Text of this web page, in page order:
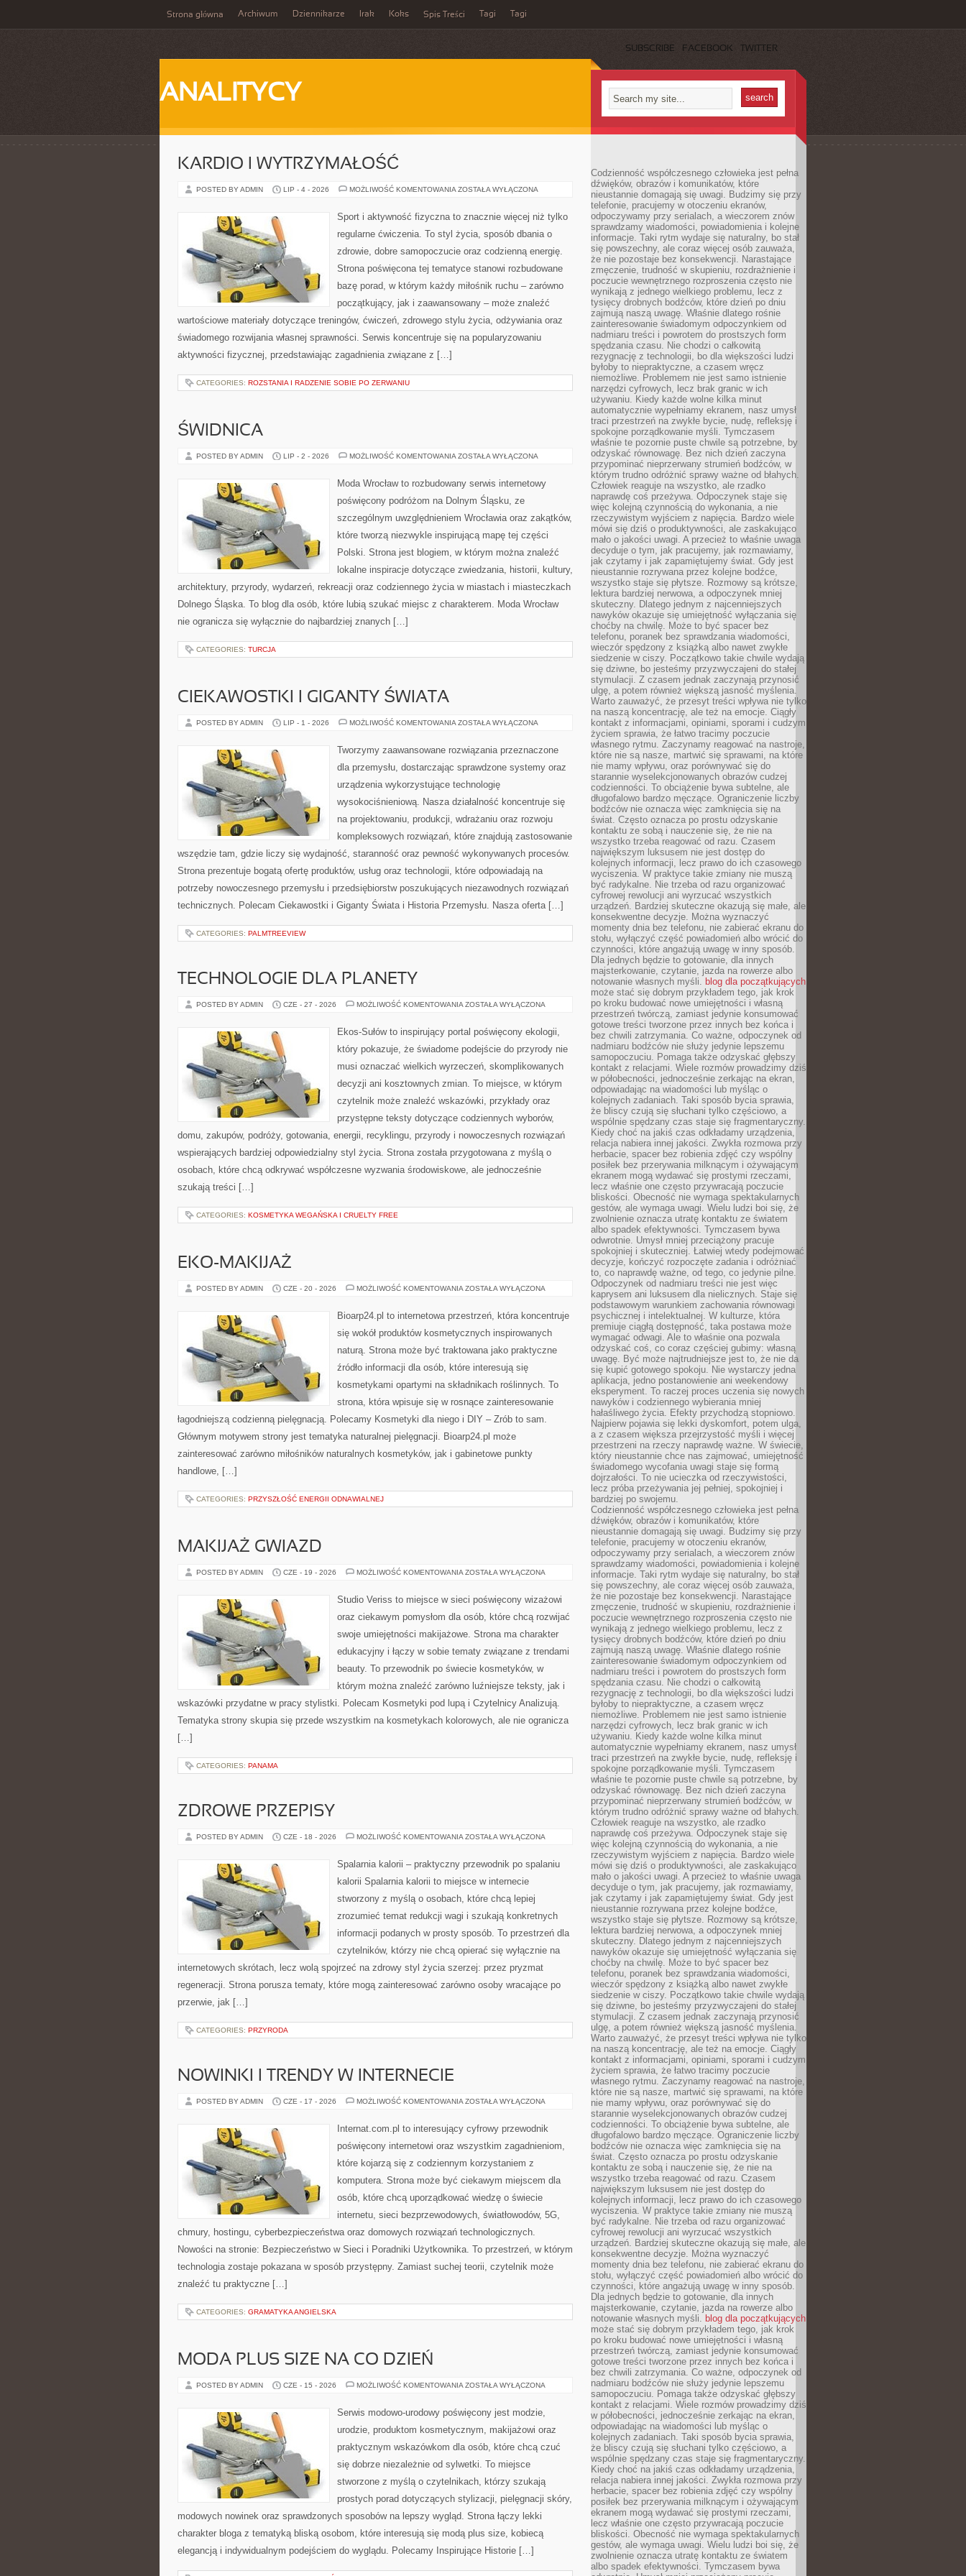
Strona główna Archiwum Dziennikarze Irak Koks Spis Treści Tagi Tagi
SUBSCRIBE FACEBOOK TWITTER
ANALITYCY
KARDIO I WYTRZYMAŁOŚĆ
POSTED BY ADMIN LIP - 4 - 2026 MOŻLIWOŚĆ KOMENTOWANIA KARDIO
ZOSTAŁA WYŁĄCZONA
Sport i aktywność fizyczna to znacznie więcej niż tylko
regularne ćwiczenia. To styl życia, sposób dbania o
zdrowie, dobre samopoczucie oraz codzienną energię.
Strona poświęcona tej tematyce stanowi rozbudowane
bazę porad, w którym każdy miłośnik ruchu – zarówno
początkujący, jak i zaawansowany – może znaleźć
wartościowe materiały dotyczące treningów, ćwiczeń, zdrowego stylu życia, odżywiania oraz
świadomego rozwijania własnej sprawności. Serwis koncentruje się na popularyzowaniu
aktywności fizycznej, przedstawiając zagadnienia związane z […]
CATEGORIES: ROZSTANIA I RADZENIE SOBIE PO ZERWANIU
ŚWIDNICA
POSTED BY ADMIN LIP - 2 - 2026 MOŻLIWOŚĆ KOMENTOWANIA ŚWIDNICA
ZOSTAŁA WYŁĄCZONA
Moda Wrocław to rozbudowany serwis internetowy
poświęcony podróżom na Dolnym Śląsku, ze
szczególnym uwzględnieniem Wrocławia oraz zakątków,
które tworzą niezwykle inspirującą mapę tej części
Polski. Strona jest blogiem, w którym można znaleźć
lokalne inspiracje dotyczące zwiedzania, historii, kultury,
architektury, przyrody, wydarzeń, rekreacji oraz codziennego życia w miastach i miasteczkach
Dolnego Śląska. To blog dla osób, które lubią szukać miejsc z charakterem. Moda Wrocław
nie ogranicza się wyłącznie do najbardziej znanych […]
CATEGORIES: TURCJA
CIEKAWOSTKI I GIGANTY ŚWIATA
POSTED BY ADMIN LIP - 1 - 2026 MOŻLIWOŚĆ KOMENTOWANIA CIEKAWOSTKI
ŚWIATA
ZOSTAŁA WYŁĄCZONA
Tworzymy zaawansowane rozwiązania przeznaczone
dla przemysłu, dostarczając sprawdzone systemy oraz
urządzenia wykorzystujące technologię
wysokociśnieniową. Nasza działalność koncentruje się
na projektowaniu, produkcji, wdrażaniu oraz rozwoju
kompleksowych rozwiązań, które znajdują zastosowanie
wszędzie tam, gdzie liczy się wydajność, staranność oraz pewność wykonywanych procesów.
Strona prezentuje bogatą ofertę produktów, usług oraz technologii, które odpowiadają na
potrzeby nowoczesnego przemysłu i przedsiębiorstw poszukujących niezawodnych rozwiązań
technicznych. Polecam Ciekawostki i Giganty Świata i Historia Przemysłu. Nasza oferta […]
CATEGORIES: PALMTREEVIEW
TECHNOLOGIE DLA PLANETY
POSTED BY ADMIN CZE - 27 - 2026 MOŻLIWOŚĆ KOMENTOWANIA TECHNOLOGIE
ZOSTAŁA WYŁĄCZONA
Ekos-Sułów to inspirujący portal poświęcony ekologii,
który pokazuje, że świadome podejście do przyrody nie
musi oznaczać wielkich wyrzeczeń, skomplikowanych
decyzji ani kosztownych zmian. To miejsce, w którym
czytelnik może znaleźć wskazówki, przykłady oraz
przystępne teksty dotyczące codziennych wyborów,
domu, zakupów, podróży, gotowania, energii, recyklingu, przyrody i nowoczesnych rozwiązań
wspierających bardziej odpowiedzialny styl życia. Strona została przygotowana z myślą o
osobach, które chcą odkrywać współczesne wyzwania środowiskowe, ale jednocześnie
szukają treści […]
CATEGORIES: KOSMETYKA WEGAŃSKA I CRUELTY FREE
EKO-MAKIJAŻ
POSTED BY ADMIN CZE - 20 - 2026 MOŻLIWOŚĆ KOMENTOWANIA EKO-
ZOSTAŁA WYŁĄCZONA
Bioarp24.pl to internetowa przestrzeń, która koncentruje
się wokół produktów kosmetycznych inspirowanych
naturą. Strona może być traktowana jako praktyczne
źródło informacji dla osób, które interesują się
kosmetykami opartymi na składnikach roślinnych. To
strona, która wpisuje się w rosnące zainteresowanie
łagodniejszą codzienną pielęgnacją. Polecamy Kosmetyki dla niego i DIY – Zrób to sam.
Głównym motywem strony jest tematyka naturalnej pielęgnacji. Bioarp24.pl może
zainteresować zarówno miłośników naturalnych kosmetyków, jak i gabinetowe punkty
handlowe, […]
CATEGORIES: PRZYSZŁOŚĆ ENERGII ODNAWIALNEJ
MAKIJAŻ GWIAZD
POSTED BY ADMIN CZE - 19 - 2026 MOŻLIWOŚĆ KOMENTOWANIA MAKIJAŻ
ZOSTAŁA WYŁĄCZONA
Studio Veriss to miejsce w sieci poświęcony wizażowi
oraz ciekawym pomysłom dla osób, które chcą rozwijać
swoje umiejętności makijażowe. Strona ma charakter
edukacyjny i łączy w sobie tematy związane z trendami
beauty. To przewodnik po świecie kosmetyków, w
którym można znaleźć zarówno luźniejsze teksty, jak i
wskazówki przydatne w pracy stylistki. Polecam Kosmetyki pod lupą i Czytelnicy Analizują.
Tematyka strony skupia się przede wszystkim na kosmetykach kolorowych, ale nie ogranicza
[…]
CATEGORIES: PANAMA
ZDROWE PRZEPISY
POSTED BY ADMIN CZE - 18 - 2026 MOŻLIWOŚĆ KOMENTOWANIA ZDROWE
ZOSTAŁA WYŁĄCZONA
Spalarnia kalorii – praktyczny przewodnik po spalaniu
kalorii Spalarnia kalorii to miejsce w internecie
stworzony z myślą o osobach, które chcą lepiej
zrozumieć temat redukcji wagi i szukają konkretnych
informacji podanych w prosty sposób. To przestrzeń dla
czytelników, którzy nie chcą opierać się wyłącznie na
internetowych skrótach, lecz wolą spojrzeć na zdrowy styl życia szerzej: przez pryzmat
regeneracji. Strona porusza tematy, które mogą zainteresować zarówno osoby wracające po
przerwie, jak […]
CATEGORIES: PRZYRODA
NOWINKI I TRENDY W INTERNECIE
POSTED BY ADMIN CZE - 17 - 2026 MOŻLIWOŚĆ KOMENTOWANIA NOWINKI
INTERNECIE
ZOSTAŁA WYŁĄCZONA
Internat.com.pl to interesujący cyfrowy przewodnik
poświęcony internetowi oraz wszystkim zagadnieniom,
które kojarzą się z codziennym korzystaniem z
komputera. Strona może być ciekawym miejscem dla
osób, które chcą uporządkować wiedzę o świecie
internetu, sieci bezprzewodowych, światłowodów, 5G,
chmury, hostingu, cyberbezpieczeństwa oraz domowych rozwiązań technologicznych.
Nowości na stronie: Bezpieczeństwo w Sieci i Poradniki Użytkownika. To przestrzeń, w którym
technologia zostaje pokazana w sposób przystępny. Zamiast suchej teorii, czytelnik może
znaleźć tu praktyczne […]
CATEGORIES: GRAMATYKA ANGIELSKA
MODA PLUS SIZE NA CO DZIEŃ
POSTED BY ADMIN CZE - 15 - 2026 MOŻLIWOŚĆ KOMENTOWANIA MODA
NA
CO
ZOSTAŁA WYŁĄCZONA
Serwis modowo-urodowy poświęcony jest modzie,
urodzie, produktom kosmetycznym, makijażowi oraz
praktycznym wskazówkom dla osób, które chcą czuć
się dobrze niezależnie od sylwetki. To miejsce
stworzone z myślą o czytelnikach, którzy szukają
prostych porad dotyczących stylizacji, pielęgnacji skóry,
modowych nowinek oraz sprawdzonych sposobów na lepszy wygląd. Strona łączy lekki
charakter bloga z tematyką bliską osobom, które interesują się modą plus size, kobiecą
elegancją i indywidualnym podejściem do wyglądu. Polecamy Inspirujące Historie […]
Codzienność współczesnego człowieka jest pełna
dźwięków, obrazów i komunikatów, które
nieustannie domagają się uwagi. Budzimy się przy
telefonie, pracujemy w otoczeniu ekranów,
odpoczywamy przy serialach, a wieczorem znów
sprawdzamy wiadomości, powiadomienia i kolejne
informacje. Taki rytm wydaje się naturalny, bo stał
się powszechny, ale coraz więcej osób zauważa,
że nie pozostaje bez konsekwencji. Narastające
zmęczenie, trudność w skupieniu, rozdrażnienie i
poczucie wewnętrznego rozproszenia często nie
wynikają z jednego wielkiego problemu, lecz z
tysięcy drobnych bodźców, które dzień po dniu
zajmują naszą uwagę. Właśnie dlatego rośnie
zainteresowanie świadomym odpoczynkiem od
nadmiaru treści i powrotem do prostszych form
spędzania czasu. Nie chodzi o całkowitą
rezygnację z technologii, bo dla większości ludzi
byłoby to niepraktyczne, a czasem wręcz
niemożliwe. Problemem nie jest samo istnienie
narzędzi cyfrowych, lecz brak granic w ich
używaniu. Kiedy każde wolne kilka minut
automatycznie wypełniamy ekranem, nasz umysł
traci przestrzeń na zwykłe bycie, nudę, refleksję i
spokojne porządkowanie myśli. Tymczasem
właśnie te pozornie puste chwile są potrzebne, by
odzyskać równowagę. Bez nich dzień zaczyna
przypominać nieprzerwany strumień bodźców, w
którym trudno odróżnić sprawy ważne od błahych.
Człowiek reaguje na wszystko, ale rzadko
naprawdę coś przeżywa. Odpoczynek staje się
więc kolejną czynnością do wykonania, a nie
rzeczywistym wyjściem z napięcia. Bardzo wiele
mówi się dziś o produktywności, ale zaskakująco
mało o jakości uwagi. A przecież to właśnie uwaga
decyduje o tym, jak pracujemy, jak rozmawiamy,
jak czytamy i jak zapamiętujemy świat. Gdy jest
nieustannie rozrywana przez kolejne bodźce,
wszystko staje się płytsze. Rozmowy są krótsze,
lektura bardziej nerwowa, a odpoczynek mniej
skuteczny. Dlatego jednym z najcenniejszych
nawyków okazuje się umiejętność wyłączania się
choćby na chwilę. Może to być spacer bez
telefonu, poranek bez sprawdzania wiadomości,
wieczór spędzony z książką albo nawet zwykłe
siedzenie w ciszy. Początkowo takie chwile wydają
się dziwne, bo jesteśmy przyzwyczajeni do stałej
stymulacji. Z czasem jednak zaczynają przynosić
ulgę, a potem również większą jasność myślenia.
Warto zauważyć, że przesyt treści wpływa nie tylko
na naszą koncentrację, ale też na emocje. Ciągły
kontakt z informacjami, opiniami, sporami i cudzym
życiem sprawia, że łatwo tracimy poczucie
własnego rytmu. Zaczynamy reagować na nastroje,
które nie są nasze, martwić się sprawami, na które
nie mamy wpływu, oraz porównywać się do
starannie wyselekcjonowanych obrazów cudzej
codzienności. To obciążenie bywa subtelne, ale
długofalowo bardzo męczące. Ograniczenie liczby
bodźców nie oznacza więc zamknięcia się na
świat. Często oznacza po prostu odzyskanie
kontaktu ze sobą i nauczenie się, że nie na
wszystko trzeba reagować od razu. Czasem
największym luksusem nie jest dostęp do
kolejnych informacji, lecz prawo do ich czasowego
wyciszenia. W praktyce takie zmiany nie muszą
być radykalne. Nie trzeba od razu organizować
cyfrowej rewolucji ani wyrzucać wszystkich
urządzeń. Bardziej skuteczne okazują się małe, ale
konsekwentne decyzje. Można wyznaczyć
momenty dnia bez telefonu, nie zabierać ekranu do
stołu, wyłączyć część powiadomień albo wrócić do
czynności, które angażują uwagę w inny sposób.
Dla jednych będzie to gotowanie, dla innych
majsterkowanie, czytanie, jazda na rowerze albo
notowanie własnych myśli. blog dla początkujących
może stać się dobrym przykładem tego, jak krok
po kroku budować nowe umiejętności i własną
przestrzeń twórczą, zamiast jedynie konsumować
gotowe treści tworzone przez innych bez końca i
bez chwili zatrzymania. Co ważne, odpoczynek od
nadmiaru bodźców nie służy jedynie lepszemu
samopoczuciu. Pomaga także odzyskać głębszy
kontakt z relacjami. Wiele rozmów prowadzimy dziś
w półobecności, jednocześnie zerkając na ekran,
odpowiadając na wiadomości lub myśląc o
kolejnych zadaniach. Taki sposób bycia sprawia,
że bliscy czują się słuchani tylko częściowo, a
wspólnie spędzany czas staje się fragmentaryczny.
Kiedy choć na jakiś czas odkładamy urządzenia,
relacja nabiera innej jakości. Zwykła rozmowa przy
herbacie, spacer bez robienia zdjęć czy wspólny
posiłek bez przerywania milknącym i ożywającym
ekranem mogą wydawać się prostymi rzeczami,
lecz właśnie one często przywracają poczucie
bliskości. Obecność nie wymaga spektakularnych
gestów, ale wymaga uwagi. Wielu ludzi boi się, że
zwolnienie oznacza utratę kontaktu ze światem
albo spadek efektywności. Tymczasem bywa
odwrotnie. Umysł mniej przeciążony pracuje
spokojniej i skuteczniej. Łatwiej wtedy podejmować
decyzje, kończyć rozpoczęte zadania i odróżniać
to, co naprawdę ważne, od tego, co jedynie pilne.
Odpoczynek od nadmiaru treści nie jest więc
kaprysem ani luksusem dla nielicznych. Staje się
podstawowym warunkiem zachowania równowagi
psychicznej i intelektualnej. W kulturze, która
premiuje ciągłą dostępność, taka postawa może
wymagać odwagi. Ale to właśnie ona pozwala
odzyskać coś, co coraz częściej gubimy: własną
uwagę. Być może najtrudniejsze jest to, że nie da
się kupić gotowego spokoju. Nie wystarczy jedna
aplikacja, jedno postanowienie ani weekendowy
eksperyment. To raczej proces uczenia się nowych
nawyków i codziennego wybierania mniej
hałaśliwego życia. Efekty przychodzą stopniowo.
Najpierw pojawia się lekki dyskomfort, potem ulga,
a z czasem większa przejrzystość myśli i więcej
przestrzeni na rzeczy naprawdę ważne. W świecie,
który nieustannie chce nas zajmować, umiejętność
świadomego wycofania uwagi staje się formą
dojrzałości. To nie ucieczka od rzeczywistości,
lecz próba przeżywania jej pełniej, spokojniej i
bardziej po swojemu.
Codzienność współczesnego człowieka jest pełna
dźwięków, obrazów i komunikatów, które
nieustannie domagają się uwagi. Budzimy się przy
telefonie, pracujemy w otoczeniu ekranów,
odpoczywamy przy serialach, a wieczorem znów
sprawdzamy wiadomości, powiadomienia i kolejne
informacje. Taki rytm wydaje się naturalny, bo stał
się powszechny, ale coraz więcej osób zauważa,
że nie pozostaje bez konsekwencji. Narastające
zmęczenie, trudność w skupieniu, rozdrażnienie i
poczucie wewnętrznego rozproszenia często nie
wynikają z jednego wielkiego problemu, lecz z
tysięcy drobnych bodźców, które dzień po dniu
zajmują naszą uwagę. Właśnie dlatego rośnie
zainteresowanie świadomym odpoczynkiem od
nadmiaru treści i powrotem do prostszych form
spędzania czasu. Nie chodzi o całkowitą
rezygnację z technologii, bo dla większości ludzi
byłoby to niepraktyczne, a czasem wręcz
niemożliwe. Problemem nie jest samo istnienie
narzędzi cyfrowych, lecz brak granic w ich
używaniu. Kiedy każde wolne kilka minut
automatycznie wypełniamy ekranem, nasz umysł
traci przestrzeń na zwykłe bycie, nudę, refleksję i
spokojne porządkowanie myśli. Tymczasem
właśnie te pozornie puste chwile są potrzebne, by
odzyskać równowagę. Bez nich dzień zaczyna
przypominać nieprzerwany strumień bodźców, w
którym trudno odróżnić sprawy ważne od błahych.
Człowiek reaguje na wszystko, ale rzadko
naprawdę coś przeżywa. Odpoczynek staje się
więc kolejną czynnością do wykonania, a nie
rzeczywistym wyjściem z napięcia. Bardzo wiele
mówi się dziś o produktywności, ale zaskakująco
mało o jakości uwagi. A przecież to właśnie uwaga
decyduje o tym, jak pracujemy, jak rozmawiamy,
jak czytamy i jak zapamiętujemy świat. Gdy jest
nieustannie rozrywana przez kolejne bodźce,
wszystko staje się płytsze. Rozmowy są krótsze,
lektura bardziej nerwowa, a odpoczynek mniej
skuteczny. Dlatego jednym z najcenniejszych
nawyków okazuje się umiejętność wyłączania się
choćby na chwilę. Może to być spacer bez
telefonu, poranek bez sprawdzania wiadomości,
wieczór spędzony z książką albo nawet zwykłe
siedzenie w ciszy. Początkowo takie chwile wydają
się dziwne, bo jesteśmy przyzwyczajeni do stałej
stymulacji. Z czasem jednak zaczynają przynosić
ulgę, a potem również większą jasność myślenia.
Warto zauważyć, że przesyt treści wpływa nie tylko
na naszą koncentrację, ale też na emocje. Ciągły
kontakt z informacjami, opiniami, sporami i cudzym
życiem sprawia, że łatwo tracimy poczucie
własnego rytmu. Zaczynamy reagować na nastroje,
które nie są nasze, martwić się sprawami, na które
nie mamy wpływu, oraz porównywać się do
starannie wyselekcjonowanych obrazów cudzej
codzienności. To obciążenie bywa subtelne, ale
długofalowo bardzo męczące. Ograniczenie liczby
bodźców nie oznacza więc zamknięcia się na
świat. Często oznacza po prostu odzyskanie
kontaktu ze sobą i nauczenie się, że nie na
wszystko trzeba reagować od razu. Czasem
największym luksusem nie jest dostęp do
kolejnych informacji, lecz prawo do ich czasowego
wyciszenia. W praktyce takie zmiany nie muszą
być radykalne. Nie trzeba od razu organizować
cyfrowej rewolucji ani wyrzucać wszystkich
urządzeń. Bardziej skuteczne okazują się małe, ale
konsekwentne decyzje. Można wyznaczyć
momenty dnia bez telefonu, nie zabierać ekranu do
stołu, wyłączyć część powiadomień albo wrócić do
czynności, które angażują uwagę w inny sposób.
Dla jednych będzie to gotowanie, dla innych
majsterkowanie, czytanie, jazda na rowerze albo
notowanie własnych myśli. blog dla początkujących
może stać się dobrym przykładem tego, jak krok
po kroku budować nowe umiejętności i własną
przestrzeń twórczą, zamiast jedynie konsumować
gotowe treści tworzone przez innych bez końca i
bez chwili zatrzymania. Co ważne, odpoczynek od
nadmiaru bodźców nie służy jedynie lepszemu
samopoczuciu. Pomaga także odzyskać głębszy
kontakt z relacjami. Wiele rozmów prowadzimy dziś
w półobecności, jednocześnie zerkając na ekran,
odpowiadając na wiadomości lub myśląc o
kolejnych zadaniach. Taki sposób bycia sprawia,
że bliscy czują się słuchani tylko częściowo, a
wspólnie spędzany czas staje się fragmentaryczny.
Kiedy choć na jakiś czas odkładamy urządzenia,
relacja nabiera innej jakości. Zwykła rozmowa przy
herbacie, spacer bez robienia zdjęć czy wspólny
posiłek bez przerywania milknącym i ożywającym
ekranem mogą wydawać się prostymi rzeczami,
lecz właśnie one często przywracają poczucie
bliskości. Obecność nie wymaga spektakularnych
gestów, ale wymaga uwagi. Wielu ludzi boi się, że
zwolnienie oznacza utratę kontaktu ze światem
albo spadek efektywności. Tymczasem bywa